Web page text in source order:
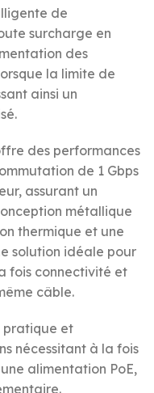
de
surcharge en
des
la limite de
ainsi un
des performances
de 1 Gbps
assurant un
métallique
thermique et une
solution idéale pour
fois connectivité et
câble.
pratique et
nécessitant à la fois
alimentation PoE,